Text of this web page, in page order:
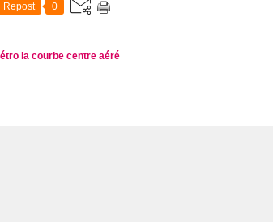
Repost 0
la courbe centre aéré